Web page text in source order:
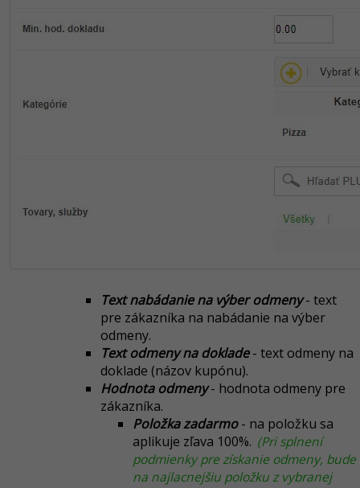
Text nabádanie na výber odmeny- text
pre zákazníka na nabádanie na výber
odmeny.
Text odmeny na doklade- text odmeny na
doklade (názov kupónu).
Hodnota odmeny- hodnota odmeny pre
zákazníka.
Položka zadarmo- na položku sa
aplikuje zľava 100%. (Pri splnení
podmienky pre získanie odmeny, bude
na najlacnejšiu položku z vybranej